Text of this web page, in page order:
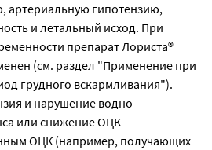
артериальную гипотензию,
и летальный исход. При
препарат Лориста®
(см. раздел "Применение при
грудного вскармливания").
и нарушение водно-
или снижение ОЦК
ОЦК (например, получающих